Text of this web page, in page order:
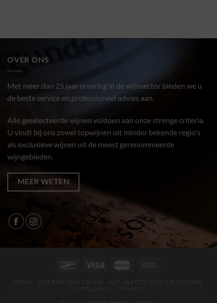
OVER ONS
Met meer dan 25 jaar ervaring in de wijnsector bieden we u
de beste service en professioneel advies aan.
Alle geselecteerde wijnen voldoen aan onze strenge criteria.
U vindt bij ons zowel topwijnen uit minder bekende regio's
als exclusieve wijnen uit de meest gerenommeerde
wijngebieden.
MEER WETEN